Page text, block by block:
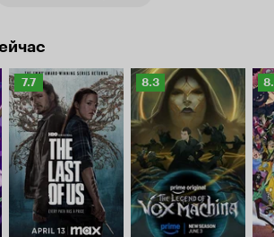
Рейтинг
Кинопоиска
7.7
7.7
Рейтинг
Кинопоиска
8.3
8.3